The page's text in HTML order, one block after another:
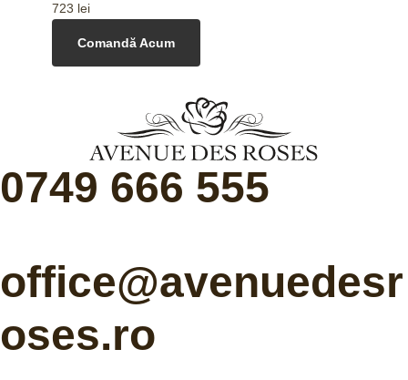
723 lei
Comandă Acum
0749 666 555
office@avenuedesr
oses.ro